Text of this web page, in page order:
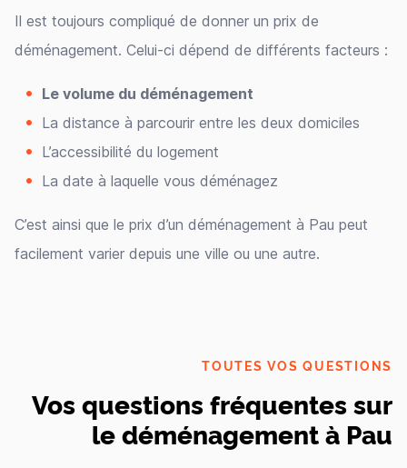
Il est toujours compliqué de donner un prix de
déménagement. Celui-ci dépend de différents facteurs :
Le volume du déménagement
La distance à parcourir entre les deux domiciles
L’accessibilité du logement
La date à laquelle vous déménagez
C’est ainsi que le prix d’un déménagement à Pau peut
facilement varier depuis une ville ou une autre.
TOUTES VOS QUESTIONS
Vos questions fréquentes sur
le déménagement à Pau